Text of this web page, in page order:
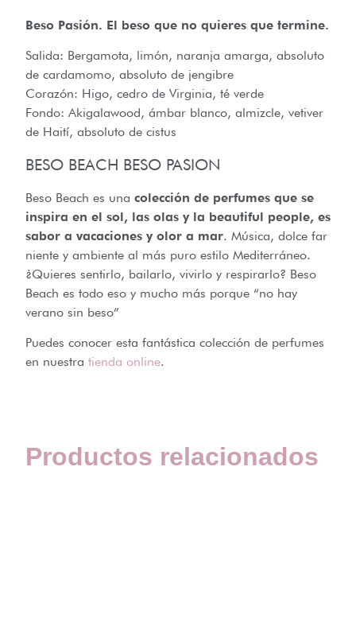
Beso Pasión. El beso que no quieres que termine.
Salida: Bergamota, limón, naranja amarga, absoluto
de cardamomo, absoluto de jengibre
Corazón: Higo, cedro de Virginia, té verde
Fondo: Akigalawood, ámbar blanco, almizcle, vetiver
de Haití, absoluto de cistus
BESO BEACH BESO PASION
Beso Beach es una colección de perfumes que se
inspira en el sol, las olas y la beautiful people, es
sabor a vacaciones y olor a mar. Música, dolce far
niente y ambiente al más puro estilo Mediterráneo.
¿Quieres sentirlo, bailarlo, vivirlo y respirarlo? Beso
Beach es todo eso y mucho más porque “no hay
verano sin beso”
Puedes conocer esta fantástica colección de perfumes
en nuestra tienda online.
Productos relacionados